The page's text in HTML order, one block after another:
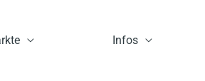
Infos